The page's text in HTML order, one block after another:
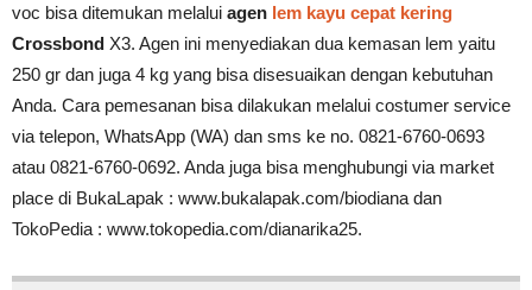
voc bisa ditemukan melalui agen lem kayu cepat kering
Crossbond X3. Agen ini menyediakan dua kemasan lem yaitu
250 gr dan juga 4 kg yang bisa disesuaikan dengan kebutuhan
Anda. Cara pemesanan bisa dilakukan melalui costumer service
via telepon, WhatsApp (WA) dan sms ke no. 0821-6760-0693
atau 0821-6760-0692. Anda juga bisa menghubungi via market
place di BukaLapak : www.bukalapak.com/biodiana dan
TokoPedia : www.tokopedia.com/dianarika25.